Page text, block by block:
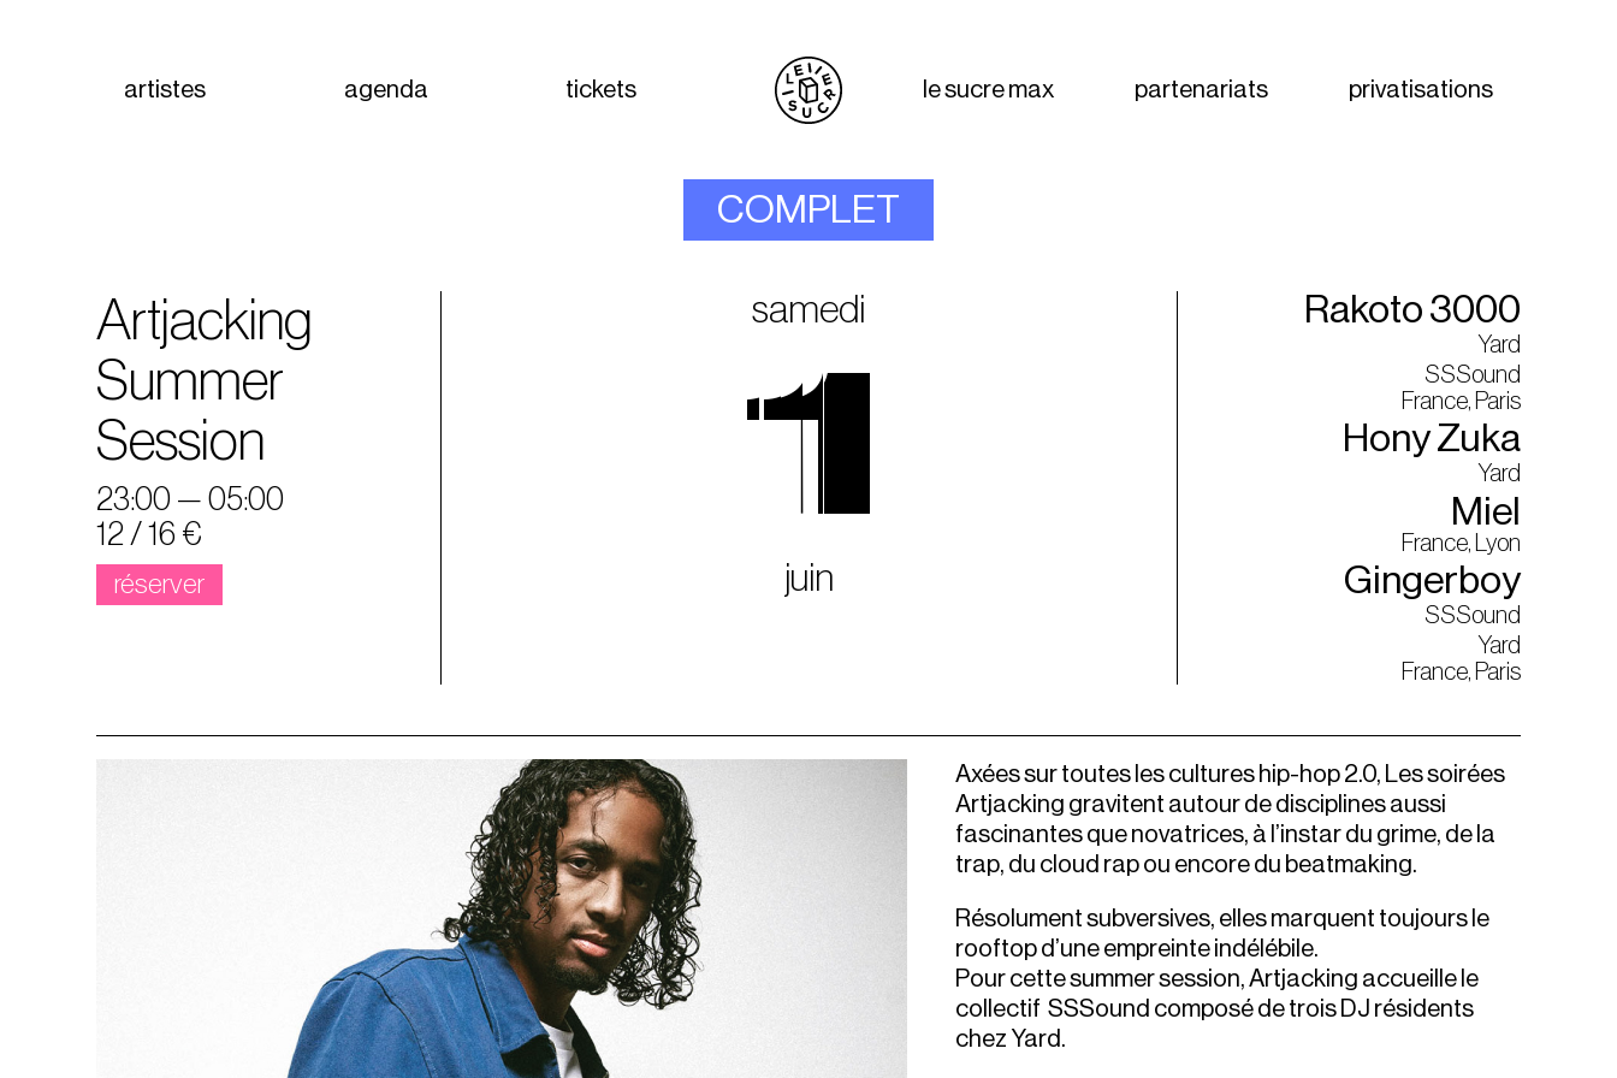
artistes agenda tickets le sucre max partenariats privatisations
COMPLET
Artjacking
Summer
Session
23:00 — 05:00
12 / 16 €
réserver
samedi
1
juin
Rakoto 3000
Yard
SSSound
France, Paris
Hony Zuka
Yard
Miel
France, Lyon
Gingerboy
SSSound
Yard
France, Paris
Axées sur toutes les cultures hip-hop 2.0, Les soirées
Artjacking gravitent autour de disciplines aussi
fascinantes que novatrices, à l’instar du grime, de la
trap, du cloud rap ou encore du beatmaking.
Résolument subversives, elles marquent toujours le
rooftop d’une empreinte indélébile.
Pour cette summer session, Artjacking accueille le
collectif SSSound composé de trois DJ résidents
chez Yard.